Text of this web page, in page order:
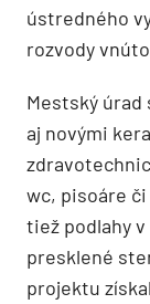
ústredného
rozvody
Mestský
aj novými
wc, pisoáre
tiež podlahy
presklené
projektu